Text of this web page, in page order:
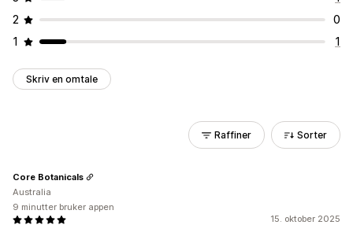
2
0
1
1
Skriv en omtale
Raffiner Sorter
15. oktober 2025
Core Botanicals
Australia
9 minutter bruker appen